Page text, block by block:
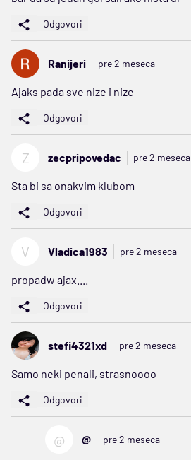
Odgovori
Ranijeri pre 2 meseca
Ajaks pada sve nize i nize
Odgovori
Z zecpripovedac pre 2 meseca
Sta bi sa onakvim klubom
Odgovori
V Vladica1983 pre 2 meseca
propadw ajax....
Odgovori
stefi4321xd pre 2 meseca
Samo neki penali, strasnoooo
Odgovori
@ @ pre 2 meseca